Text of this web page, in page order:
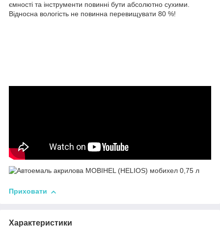
ємності та інструменти повинні бути абсолютно сухими.
Відносна вологість не повинна перевищувати 80 %!
Приховати
Характеристики